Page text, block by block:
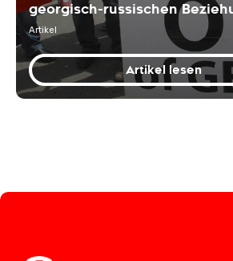
georgisch-russischen
Artikel
Artikel lesen